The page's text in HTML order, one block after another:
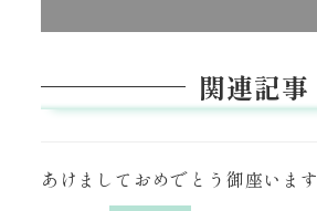
関連記事
あけましておめでとう御座います